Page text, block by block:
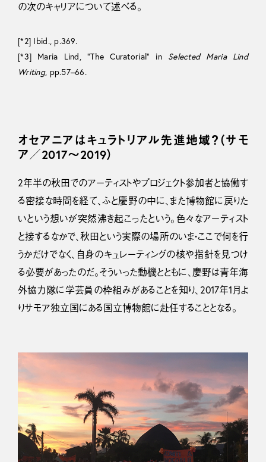
の次のキャリアについて述べる。
[*2] Ibid., p.369.
[*3] Maria Lind, “The Curatorial” in Selected Maria Lind
Writing, pp.57–66.
オセアニアはキュラトリアル先進地域？（サモ
ア／2017〜2019）
2年半の秋田でのアーティストやプロジェクト参加者と協働す
る密接な時間を経て、ふと慶野の中に、また博物館に戻りた
いという想いが突然沸き起こったという。色々なアーティスト
と接するなかで、秋田という実際の場所のいま・ここで何を行
うかだけでなく、自身のキュレーティングの核や指針を見つけ
る必要があったのだ。そういった動機とともに、慶野は青年海
外協力隊に学芸員の枠組みがあることを知り、2017年1月よ
りサモア独立国にある国立博物館に赴任することとなる。